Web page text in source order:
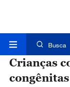
Busca
Crianças